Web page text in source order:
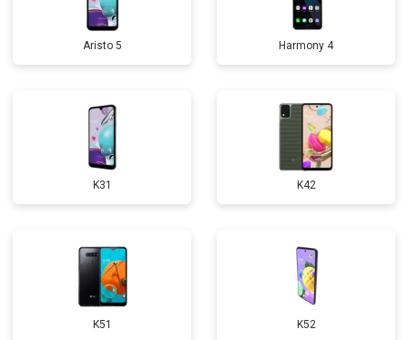
Aristo 5 Harmony 4
K31 K42
K51 K52